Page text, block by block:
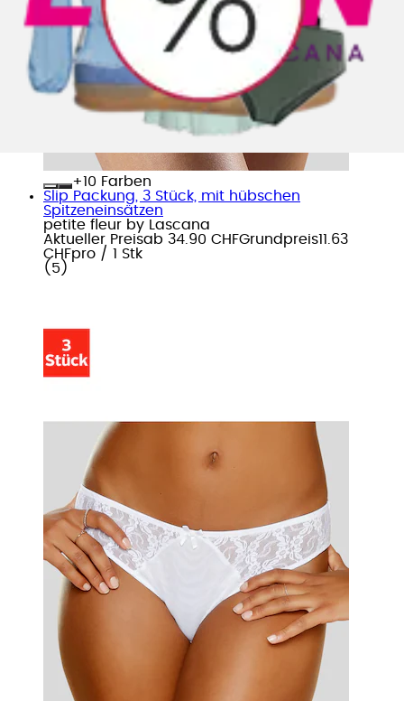
+
Farben
Slip Packung, 3 Stück, mit hübschen
Spitzeneinsätzen
petite fleur by Lascana
Aktueller Preisab 34.90 CHFGrundpreis11.63
CHFpro / 1 Stk
( 5 )